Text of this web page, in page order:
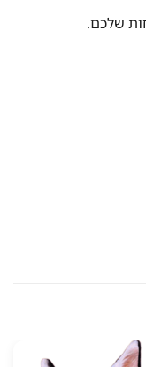
שלכם.